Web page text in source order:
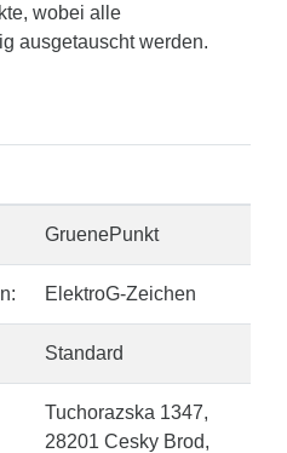
wobei alle
ausgetauscht werden.
GruenePunkt
ElektroG-Zeichen
Standard
Tuchorazska 1347,
28201 Cesky Brod,